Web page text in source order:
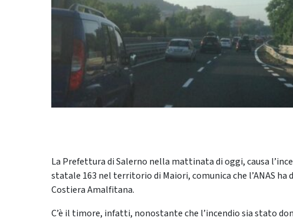
La Prefettura di Salerno nella mattinata di oggi, causa
statale 163 nel territorio di Maiori, comunica che l’ANAS
Costiera Amalfitana.
C’è il timore, infatti, nonostante che l’incendio sia stato